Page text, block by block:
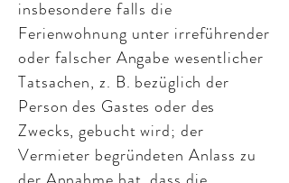
insbesondere falls die
Ferienwohnung unter irreführender
oder falscher Angabe wesentlicher
Tatsachen, z. B. bezüglich der
Person des Gastes oder des
Zwecks, gebucht wird; der
Vermieter begründeten Anlass zu